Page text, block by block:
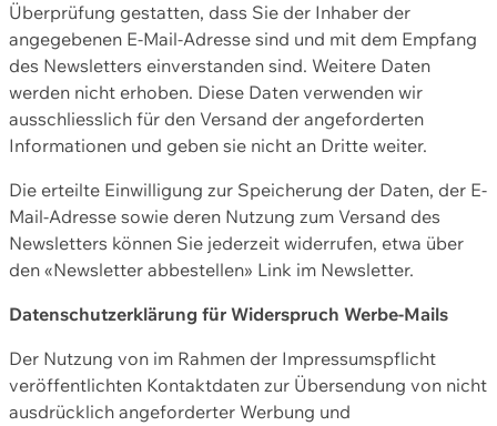
Überprüfung gestatten, dass Sie der Inhaber der
angegebenen E-Mail-Adresse sind und mit dem Empfang
des Newsletters einverstanden sind. Weitere Daten
werden nicht erhoben. Diese Daten verwenden wir
ausschliesslich für den Versand der angeforderten
Informationen und geben sie nicht an Dritte weiter.
Die erteilte Einwilligung zur Speicherung der Daten, der E-
Mail-Adresse sowie deren Nutzung zum Versand des
Newsletters können Sie jederzeit widerrufen, etwa über
den «Newsletter abbestellen» Link im Newsletter.
Datenschutzerklärung für Widerspruch Werbe-Mails
Der Nutzung von im Rahmen der Impressumspflicht
veröffentlichten Kontaktdaten zur Übersendung von nicht
ausdrücklich angeforderter Werbung und